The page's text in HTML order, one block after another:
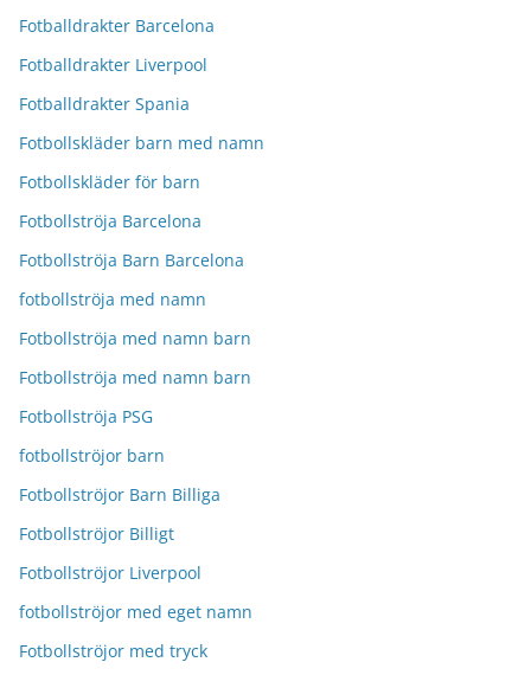
Fotballdrakter Barcelona
Fotballdrakter Liverpool
Fotballdrakter Spania
Fotbollskläder barn med namn
Fotbollskläder för barn
Fotbollströja Barcelona
Fotbollströja Barn Barcelona
fotbollströja med namn
Fotbollströja med namn barn
Fotbollströja med namn barn
Fotbollströja PSG
fotbollströjor barn
Fotbollströjor Barn Billiga
Fotbollströjor Billigt
Fotbollströjor Liverpool
fotbollströjor med eget namn
Fotbollströjor med tryck